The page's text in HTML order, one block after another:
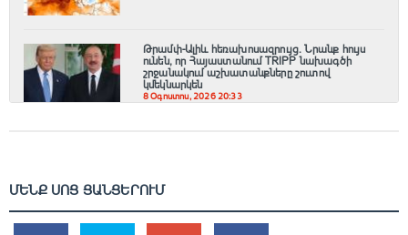
Թրամփ-Ալիև հեռախոսազրույց. Նրանք հույս
ունեն, որ Հայաստանում TRIPP նախագծի
շրջանակում աշխատանքները շուտով
կմեկնարկեն
8 Օգոստոս, 2026 20:33
ՄԵՆՔ ՍՈՑ ՑԱՆՑԵՐՈՒՄ